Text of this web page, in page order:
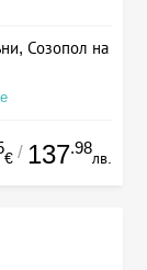
Созопол на
€ / 137.98
лв.